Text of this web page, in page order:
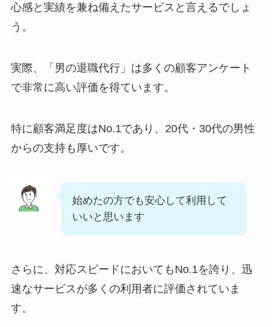
心感と実績を兼ね備えたサービスと言えるでしょ
う。
実際、「男の退職代行」は多くの顧客アンケート
で非常に高い評価を得ています。
特に顧客満足度はNo.1であり、20代・30代の男性
からの支持も厚いです。
始めたの方でも安心して利用して
いいと思います
さらに、対応スピードにおいてもNo.1を誇り、迅
速なサービスが多くの利用者に評価されていま
す。